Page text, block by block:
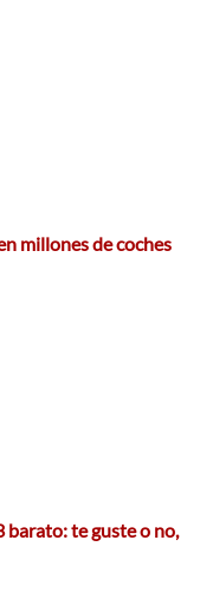
millones de coches
barato: te guste o no,